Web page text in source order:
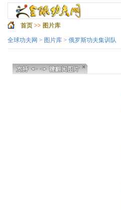
首页 >> 图片库
全球功夫网 > 图片库 > 俄罗斯功夫集训队